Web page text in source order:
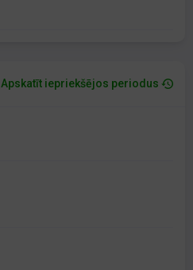
Apskatīt iepriekšējos periodus